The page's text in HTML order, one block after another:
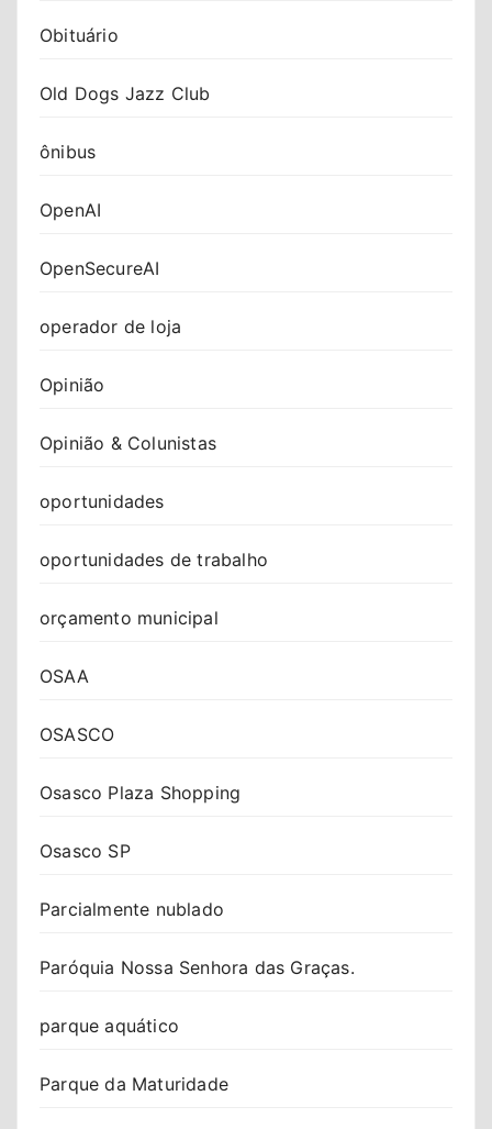
Obituário
Old Dogs Jazz Club
ônibus
OpenAI
OpenSecureAI
operador de loja
Opinião
Opinião & Colunistas
oportunidades
oportunidades de trabalho
orçamento municipal
OSAA
OSASCO
Osasco Plaza Shopping
Osasco SP
Parcialmente nublado
Paróquia Nossa Senhora das Graças.
parque aquático
Parque da Maturidade